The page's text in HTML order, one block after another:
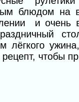
блюдом на
и очень
лёгкого
рецепт, чтобы